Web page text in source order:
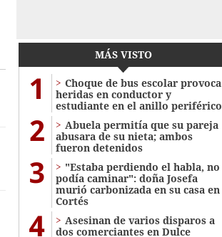
MÁS VISTO
1
Choque de bus escolar provoca
heridas en conductor y
estudiante en el anillo periférico
2
Abuela permitía que su pareja
abusara de su nieta; ambos
fueron detenidos
3
"Estaba perdiendo el habla, no
podía caminar": doña Josefa
murió carbonizada en su casa en
Cortés
4
Asesinan de varios disparos a
dos comerciantes en Dulce